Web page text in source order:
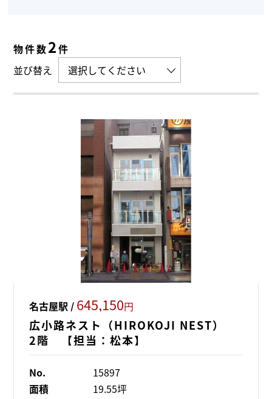
物件数2件
並び替え
名古屋駅 / 645,150円
広小路ネスト（HIROKOJI NEST）
2階 【担当：松本】
No.
15897
面積
19.55坪